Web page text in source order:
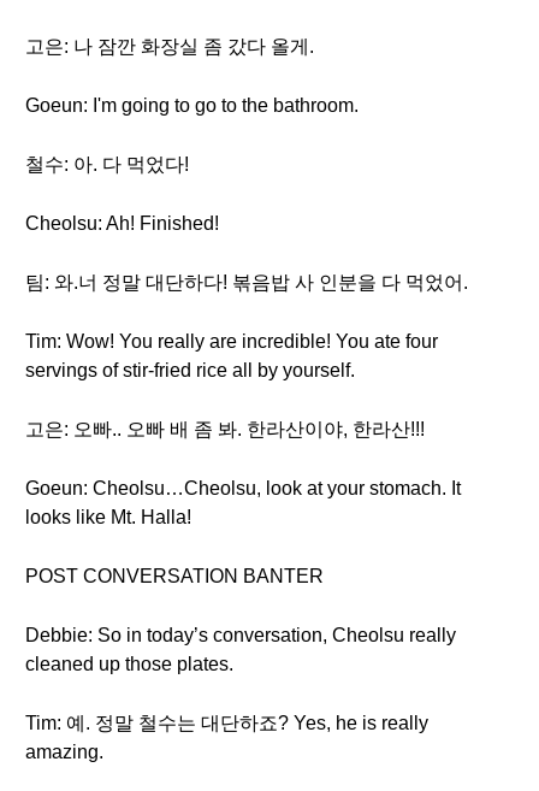
고은: 나 잠깐 화장실 좀 갔다 올게.
Goeun: I'm going to go to the bathroom.
철수: 아. 다 먹었다!
Cheolsu: Ah! Finished!
팀: 와.너 정말 대단하다! 볶음밥 사 인분을 다 먹었어.
Tim: Wow! You really are incredible! You ate four
servings of stir-fried rice all by yourself.
고은: 오빠.. 오빠 배 좀 봐. 한라산이야, 한라산!!!
Goeun: Cheolsu…Cheolsu, look at your stomach. It
looks like Mt. Halla!
POST CONVERSATION BANTER
Debbie: So in today’s conversation, Cheolsu really
cleaned up those plates.
Tim: 예. 정말 철수는 대단하죠? Yes, he is really
amazing.